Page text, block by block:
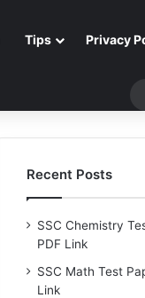
Tips Privacy
Recent Posts
SSC Chemistry
PDF Link
SSC Math Test
Link